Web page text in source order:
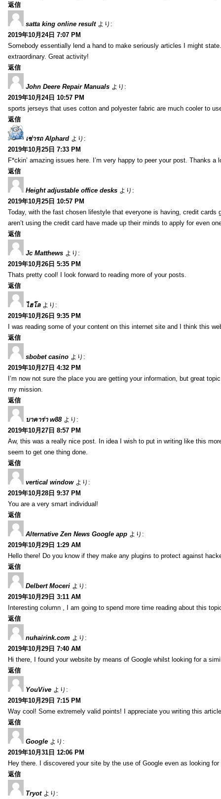
返信
satta king online result より:
2019年10月24日 7:07 PM
Somebody essentially lend a hand to make seriously articles I might
extraordinary. Great activity!
返信
John Deere Repair Manuals より:
2019年10月24日 10:57 PM
sports jerseys that uses cotton and polyester fabric are much cooler to
返信
เช่ารถ Alphard より:
2019年10月25日 7:33 PM
F*ckin’ amazing issues here. I’m very happy to peer your post. Thanks
返信
Height adjustable office desks より:
2019年10月25日 10:57 PM
Today, with the fast chosen lifestyle that everyone is having, credit
aren’t using the credit card have made up their minds to apply for even
返信
Jc Matthews より:
2019年10月26日 5:35 PM
Thats pretty cool! I look forward to reading more of your posts.
返信
ไฮโล より:
2019年10月26日 9:35 PM
I was reading some of your content on this internet site and I think this
返信
sbobet casino より:
2019年10月27日 4:32 PM
I’m now not sure the place you are getting your information, but great
my mission.
返信
บาคาร่า w88 より:
2019年10月27日 8:57 PM
Aw, this was a really nice post. In idea I wish to put in writing like this
seem to get one thing done.
返信
vertical window より:
2019年10月28日 9:37 PM
You are a very smart individual!
返信
Alternative Zen News Google app より:
2019年10月29日 1:29 AM
Hello there! Do you know if they make any plugins to protect against
返信
Delbert Moceri より:
2019年10月29日 3:11 AM
Interesting column , I am going to spend more time reading about this
返信
nuhairink.com より:
2019年10月29日 7:40 AM
Hi there, I found your website by means of Google whilst looking for a
返信
YouVive より:
2019年10月29日 7:15 PM
Way cool! Some extremely valid points! I appreciate you writing this
返信
Google より:
2019年10月31日 12:06 PM
Hey there. I discovered your site by the use of Google even as looking
返信
Tryot より: